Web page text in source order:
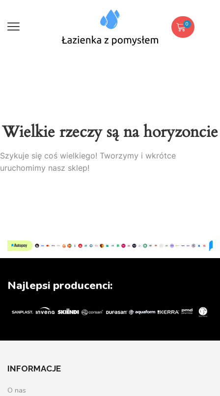
0
Wielkie rzeczy są na horyzoncie
Szykuje się coś wielkiego! Tworzymy i wkrótce
uruchomimy nasz sklep!
Najlepsi producenci:
INFORMACJE
O nas